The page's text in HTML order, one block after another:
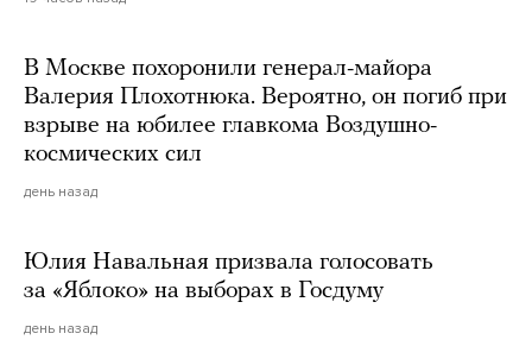
В Москве похоронили генерал-майора
Валерия Плохотнюка. Вероятно, он погиб при
взрыве на юбилее главкома Воздушно-
космических сил
день назад
Юлия Навальная призвала голосовать
за «Яблоко» на выборах в Госдуму
день назад